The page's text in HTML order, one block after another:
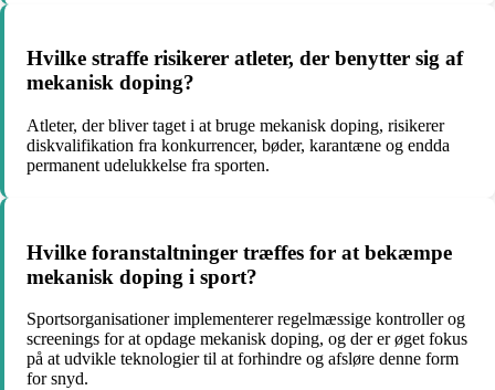
Hvilke straffe risikerer atleter, der benytter sig af
mekanisk doping?
Atleter, der bliver taget i at bruge mekanisk doping, risikerer
diskvalifikation fra konkurrencer, bøder, karantæne og endda
permanent udelukkelse fra sporten.
Hvilke foranstaltninger træffes for at bekæmpe
mekanisk doping i sport?
Sportsorganisationer implementerer regelmæssige kontroller og
screenings for at opdage mekanisk doping, og der er øget fokus
på at udvikle teknologier til at forhindre og afsløre denne form
for snyd.